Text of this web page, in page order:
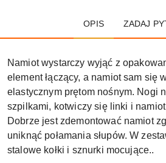
OPIS ZADAJ
Namiot wystarczy wyjąć z
element łączący, a namiot sam się
elastycznym prętom nośnym. Nogi
szpilkami, kotwiczy się linki i
Dobrze jest zdemontować namiot
uniknąć połamania słupów. W
stalowe kołki i sznurki mocujące..